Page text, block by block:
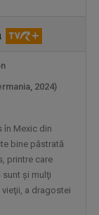
2024)
în Mexic din
bine păstrată
printre care
sunt şi mulţi
a dragostei